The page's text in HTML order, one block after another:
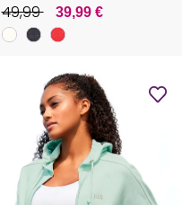
49,99 39,99 €